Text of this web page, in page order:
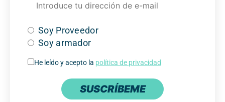
Soy Proveedor
Soy armador
He leído y acepto la política de privacidad
SUSCRÍBEME